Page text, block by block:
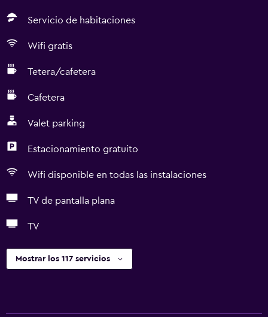
Servicio de habitaciones
Wifi gratis
Tetera/cafetera
Cafetera
Valet parking
Estacionamiento gratuito
Wifi disponible en todas las instalaciones
TV de pantalla plana
TV
Mostrar los 117 servicios